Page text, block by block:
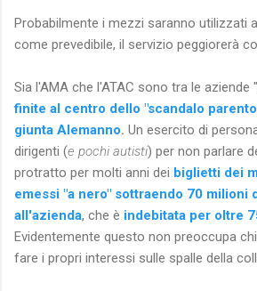
Probabilmente i mezzi saranno utilizzati
come prevedibile, il servizio peggiorerà
Sia l'AMA che l'ATAC sono tra le aziende
finite al centro dello "scandalo
giunta Alemanno. Un esercito di
dirigenti (e pochi autisti) per non parlare
protratto per molti anni dei biglietti dei
emessi "a nero" sottraendo 70 milioni
all'azienda, che è indebitata per oltre
Evidentemente questo non preoccupa
fare i propri interessi sulle spalle della